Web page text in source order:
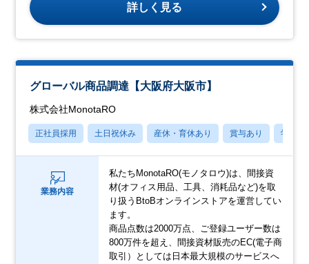
詳しく見る
グローバル商品調達【大阪府大阪市】
株式会社MonotaRO
正社員採用 土日祝休み 産休・育休あり 賞与あり 学歴不
業務内容
私たちMonotaRO(モノタロウ)は、間接資
材(オフィス用品、工具、消耗品など)を取
り扱うBtoBオンラインストアを運営してい
ます。
商品点数は2000万点、ご登録ユーザー数は
800万件を超え、間接資材販売のEC(電子商
取引）としては日本最大規模のサービスへ